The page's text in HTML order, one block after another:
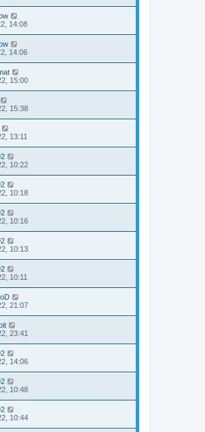
14:08
14:06
15:00
15:38
13:11
10:22
10:18
10:16
10:13
10:11
21:07
23:41
14:06
10:48
10:44